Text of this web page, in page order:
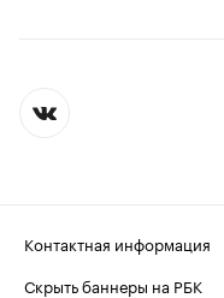
Контактная информация
Скрыть баннеры на РБК